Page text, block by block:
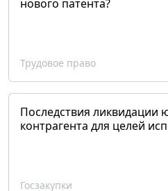
нового патента?
Трудовое право
Последствия ликвидации
контрагента для целей
Госзакупки